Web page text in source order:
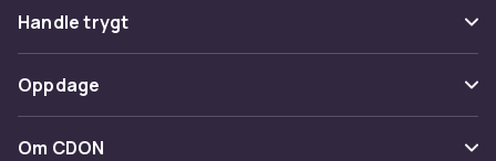
robust og tåler støt og fall bedre. Plastglass er
ideelle til utendørs bruk og barnefamilier.
Gjenbruksglass laget av resirkulert materiale
Vanlige spørsmål
Spor pakke
Angre & returner her
Kontakt oss
Handle trygt
Betaling
Levering
Oppdage
Kategorier
Om CDON